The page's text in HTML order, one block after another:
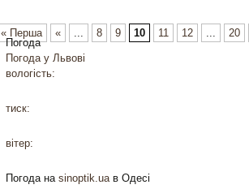
« Перша « ... 8 9 10 11 12 ...
20
Погода
Погода у Львові
вологість:
тиск:
вітер:
Погода на sinoptik.uaв Одесі